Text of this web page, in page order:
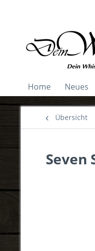
Home Neues
Übersicht
Seven